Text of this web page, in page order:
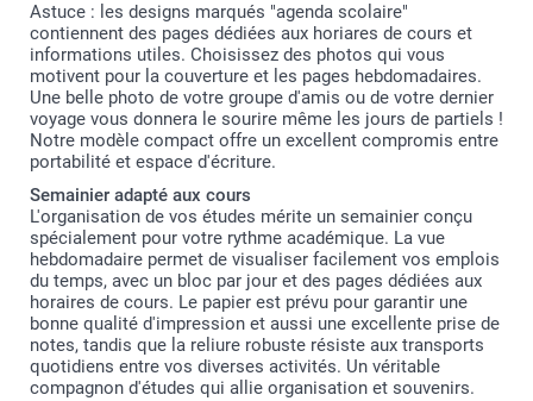
Astuce : les designs marqués "agenda scolaire"
contiennent des pages dédiées aux horiares de cours et
informations utiles. Choisissez des photos qui vous
motivent pour la couverture et les pages hebdomadaires.
Une belle photo de votre groupe d'amis ou de votre dernier
voyage vous donnera le sourire même les jours de partiels !
Notre modèle compact offre un excellent compromis entre
portabilité et espace d'écriture.
Semainier adapté aux cours
L'organisation de vos études mérite un semainier conçu
spécialement pour votre rythme académique. La vue
hebdomadaire permet de visualiser facilement vos emplois
du temps, avec un bloc par jour et des pages dédiées aux
horaires de cours. Le papier est prévu pour garantir une
bonne qualité d'impression et aussi une excellente prise de
notes, tandis que la reliure robuste résiste aux transports
quotidiens entre vos diverses activités. Un véritable
compagnon d'études qui allie organisation et souvenirs.